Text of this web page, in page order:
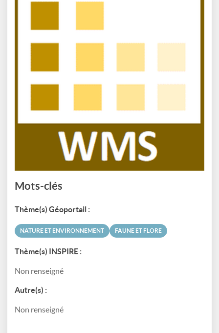
Mots-clés
Thème(s) Géoportail :
NATURE ET ENVIRONNEMENT FAUNE ET FLORE
Thème(s) INSPIRE :
Non renseigné
Autre(s) :
Non renseigné